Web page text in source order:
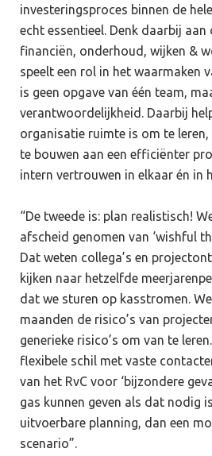
investeringsproces binnen de
echt essentieel. Denk daarbij
financiën, onderhoud, wijken &
speelt een rol in het waarmaken
is geen opgave van één team,
verantwoordelijkheid. Daarbij
organisatie ruimte is om te leren,
te bouwen aan een efficiënter
intern vertrouwen in elkaar én in
“De tweede is: plan realistisch!
afscheid genomen van ‘wishful
Dat weten collega’s en
kijken naar hetzelfde
dat we sturen op kasstromen.
maanden de risico’s van
generieke risico’s om van te
flexibele schil met vaste
van het RvC voor ‘bijzondere
gas kunnen geven als dat nodig
uitvoerbare planning, dan een
scenario”.